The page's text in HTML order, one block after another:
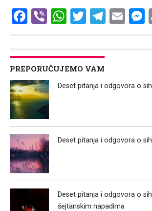
Facebook
ViberWhatsApp
Twitter
PREPORUČUJEMO VAM
Deset pitanja i odgovora o
Deset pitanja i odgovora o
Deset pitanja i odgovora o
šejtanskim napadima